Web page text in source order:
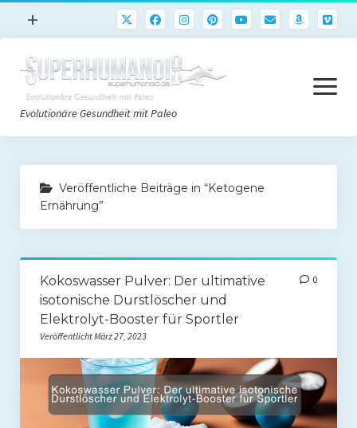
Menü
öffnen
+
Paleo
Rezepte
Sport
Gehirn
Freeletics
Evolutionäre Gesundheit mit Paleo
Menü
öffnen
Paleo Start
Paleo Grundlagen 2.0
Quick-Start Paleo Guide
Einkaufsliste
Paleo-Einkaufsliste.de
Shop
Veröffentliche Beiträge in “Ketogene
Ernährung”
Kokoswasser Pulver: Der ultimative
isotonische Durstlöscher und
Elektrolyt-Booster für Sportler
Veröffentlicht März 27, 2023
0